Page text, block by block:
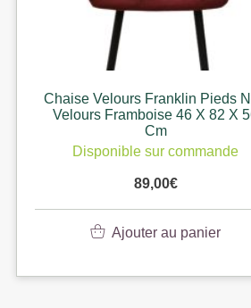
Chaise Velours Franklin Pieds
Velours Framboise 46 X 82 X
Cm
Disponible sur commande
89,00€
Ajouter au panier